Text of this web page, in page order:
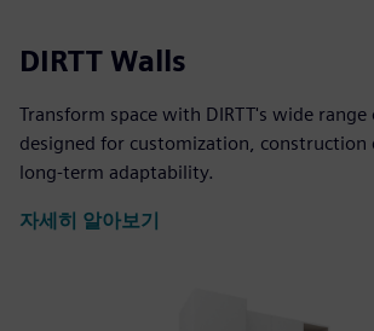
DIRTT Walls
Transform space with DIRTT's wide
designed for customization, construction
long-term adaptability.
자세히 알아보기